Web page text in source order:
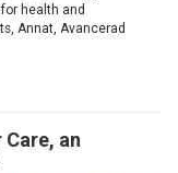
health and
Annat, Avancerad
an